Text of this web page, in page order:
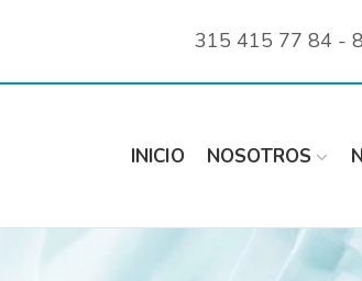
315 415 77 84 -
INICIO NOSOTROS